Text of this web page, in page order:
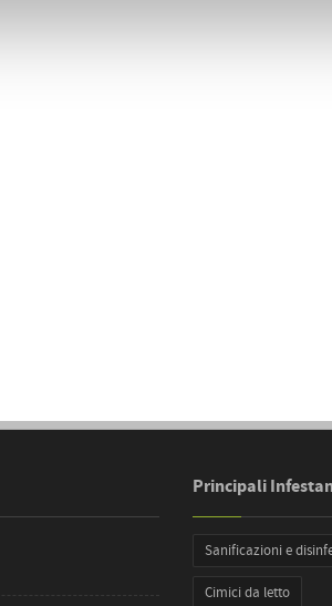
Principali
Sanificazioni e
Cimici da letto